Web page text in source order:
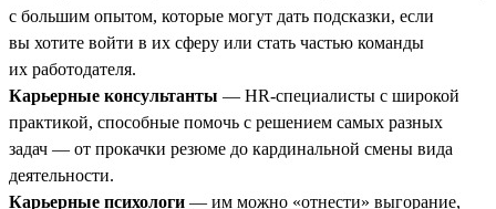
с большим опытом, которые могут дать подсказки, если
вы хотите войти в их сферу или стать частью команды
их работодателя.
Карьерные консультанты — HR-специалисты с широкой
практикой, способные помочь с решением самых разных
задач — от прокачки резюме до кардинальной смены вида
деятельности.
Карьерные психологи — им можно «отнести» выгорание,